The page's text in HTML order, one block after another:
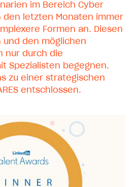
im Bereich Cyber
den letzten Monaten immer
Formen an. Diesen
und den möglichen
nur durch die
Spezialisten begegnen.
zu einer strategischen
entschlossen.